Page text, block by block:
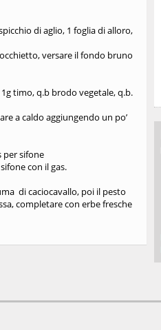
di aglio, 1 foglia di alloro,
versare il fondo bruno
timo, q.b brodo vegetale, q.b.
a caldo aggiungendo un po’
per sifone
con il gas.
di caciocavallo, poi il pesto
completare con erbe fresche